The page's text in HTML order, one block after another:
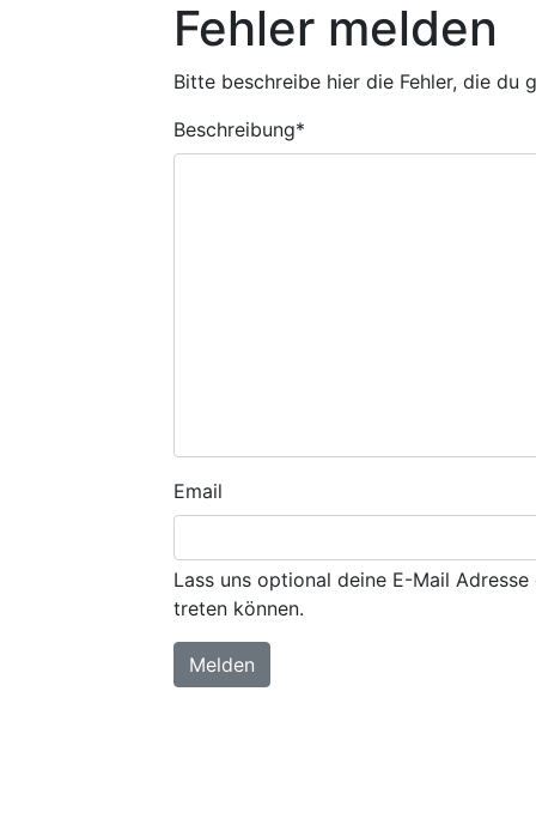
Fehler melden
Bitte beschreibe hier die Fehler, die du
Beschreibung*
Email
Lass uns optional deine E-Mail
treten können.
Melden